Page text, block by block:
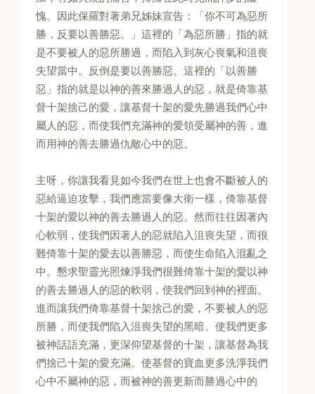
愧。因此保羅對著弟兄姊妹宣告：「你不可為惡所
勝，反要以善勝惡。」這裡的「為惡所勝」指的就
是不要被人的惡所勝過，而陷入到灰心喪氣和沮喪
失望當中。反倒是要以善勝惡。這裡的「以善勝
惡」指的就是以神的善來勝過人的惡，就是倚靠基
督十架捨己的愛，讓基督十架的愛先勝過我們心中
屬人的惡，而使我們充滿神的愛領受屬神的善，進
而用神的善去勝過仇敵心中的惡。
主呀，你讓我看見如今我們在世上也會不斷被人的
惡給逼迫攻擊，我們應當要像大衛一樣，倚靠基督
十架的愛以神的善去勝過人的惡。然而往往因著內
心軟弱，使我們因著人的惡就陷入沮喪失望，而很
難倚靠十架的愛去以善勝惡，而使生命陷入混亂之
中。懇求聖靈光照煉淨我們很難倚靠十架的愛以神
的善去勝過人的惡的軟弱，使我們回到神的裡面。
進而讓我們倚靠基督十架捨己的愛，不要被人的惡
所勝，而使我們陷入沮喪失望的黑暗。使我們更多
被神話語充滿，更深仰望基督的十架，讓基督為我
們捨己十架的愛充滿。使基督的寶血更多洗淨我們
心中不屬神的惡，而被神的善更新而勝過心中的